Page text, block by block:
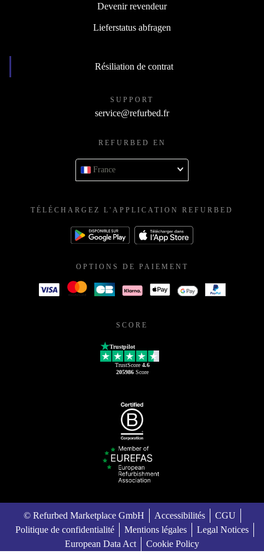
Devenir revendeur
Lieferstatus abfragen
Résiliation de contrat
SUPPORT
service@refurbed.fr
REFURBED EN
France
TÉLÉCHARGEZ L'APPLICATION REFURBED
OPTIONS DE PAIEMENT
SCORE
Trustpilot
TrustScore 4.6
205986Score
© Refurbed Marketplace GmbH Accessibilités
CGU
Politique de confidentialité
Mentions légales
Legal Notices
European Data Act
Cookie Policy